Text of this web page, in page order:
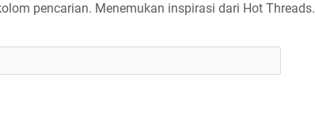
pencarian. Menemukan inspirasi dari Hot Threads.